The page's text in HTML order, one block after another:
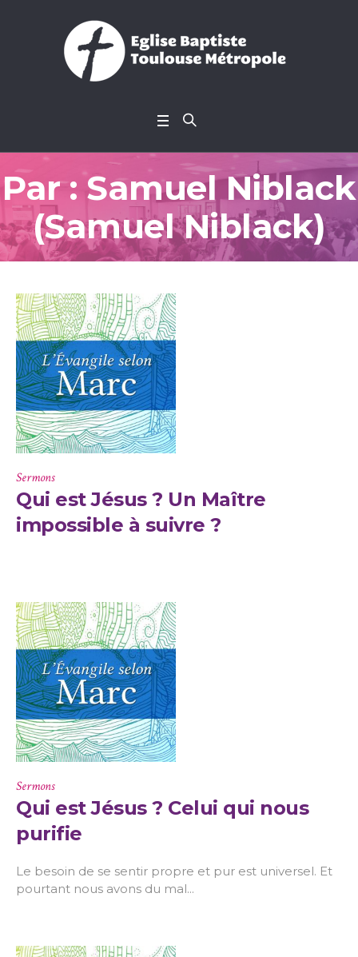
Par :Samuel Niblack
(Samuel Niblack)
Sermons
Qui est Jésus ? Un Maître
impossible à suivre ?
Sermons
Qui est Jésus ? Celui qui nous
purifie
Le besoin de se sentir propre et pur est universel. Et
pourtant nous avons du mal...